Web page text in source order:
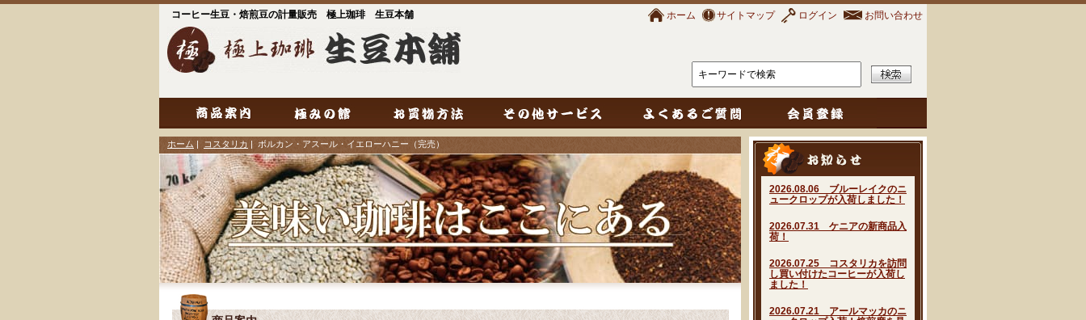
コーヒー生豆・焙煎豆の計量販売 極上珈琲 生豆本舗 ホーム サイトマップ ログイン お問い合わせ
2026.08.06 ブルーレイクのニ
ュークロップが入荷しました！
2026.07.31 ケニアの新商品入
荷！
2026.07.25 コスタリカを訪問
し買い付けたコーヒーが入荷し
ました！
2026.07.21 アールマッカのニ
ホーム | コスタリカ | ボルカン・アスール・イエローハニー（完売）